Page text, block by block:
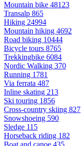
Mountain bike 48123
Transalp 865
Hiking 24994
Mountain hiking 4692
Road biking 10444
Bicycle tours 8765
Trekkingbike 6084
Nordic Walking 370
Running 1781
Via ferrata 487
Inline skating 213
Ski touring 1856
Cross-country skiing 827
Snowshoeing 590
Sledge 115
Horseback riding 182